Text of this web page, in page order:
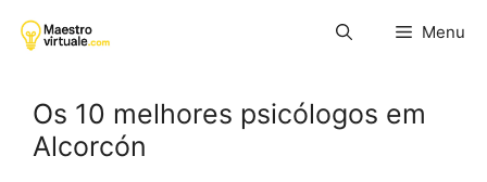
para
Menu
Os 10 melhores psicólogos em
Alcorcón